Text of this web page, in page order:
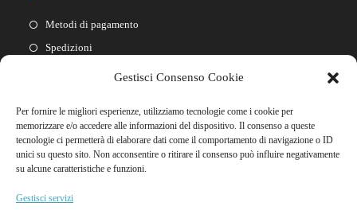
Gestisci Consenso Cookie
Per fornire le migliori esperienze, utilizziamo tecnologie come i cookie per
memorizzare e/o accedere alle informazioni del dispositivo. Il consenso a queste
tecnologie ci permetterà di elaborare dati come il comportamento di navigazione o ID
unici su questo sito. Non acconsentire o ritirare il consenso può influire negativamente
su alcune caratteristiche e funzioni.
Gestisci servizi
Metodi di pagamento
Spedizioni
Cookie policy
Link Rapidi